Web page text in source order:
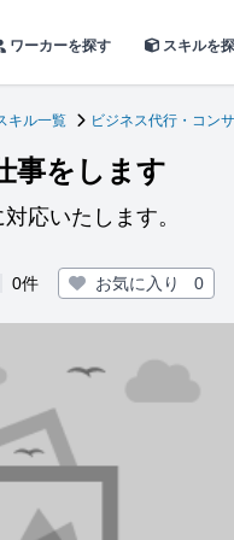
ワーカーを探す スキルを
キル一覧 ビジネス代行・コン
事をします
応いたします。
0件 お気に入り 0